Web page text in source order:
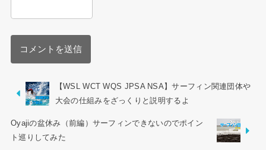
【WSL WCT WQS JPSA NSA】サーフィン関連団体や
大会の仕組みをざっくりと説明するよ
Oyajiの盆休み（前編）サーフィンできないのでポイン
ト巡りしてみた